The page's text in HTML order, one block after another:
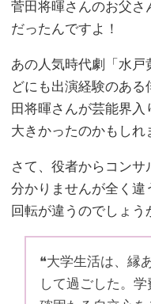
菅田将暉さんのお父
だったんですよ！
あの人気時代劇「水
どにも出演経験のあ
田将暉さんが芸能界
大きかったのかもしれ
さて、役者からコン
分かりませんが全く
回転が違うのでしょう
❝大学生活は、縁
して過ごした。学